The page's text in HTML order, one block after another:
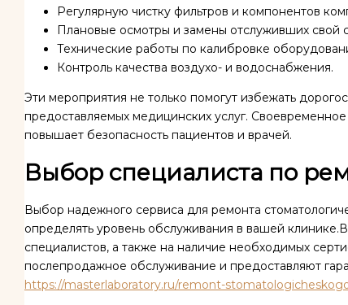
Регулярную чистку фильтров и компонентов
Плановые осмотры и замены отслуживших свой
Технические работы по калибровке
Контроль качества воздухо- и водоснабжения.
Эти мероприятия не только помогут избежать
предоставляемых медицинских услуг.
повышает безопасность пациентов и врачей.
Выбор специалиста по
Выбор надежного сервиса для ремонта
определять уровень обслуживания в вашей
специалистов, а также на наличие необходимых
послепродажное обслуживание и предоставляют
https://masterlaboratory.ru/remont-